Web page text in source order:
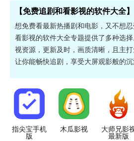
【免费追剧和看影视的软件大全】
想免费看最新热播剧和电影，又不想
看影视的软件大全专题提供了多种选
视资源，更新及时，画质清晰，且主
让你能畅快追剧，享受大屏观影般的
指尖宝手机
版
木瓜影视
大师兄影
最新版